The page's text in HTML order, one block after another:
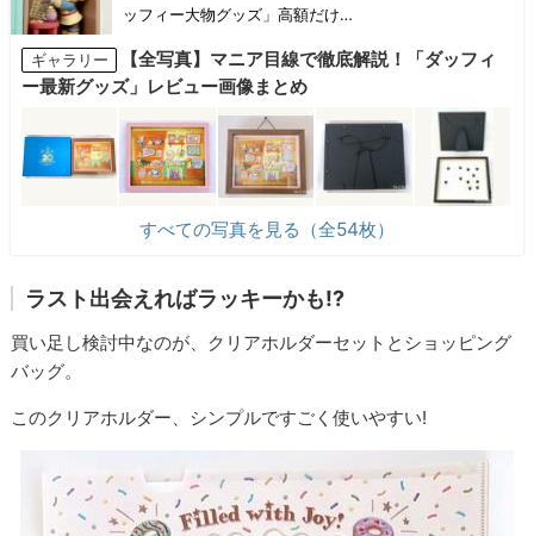
ッフィー大物グッズ」高額だけ…
ギャラリー
【全写真】マニア目線で徹底解説！「ダッフィ
ー最新グッズ」レビュー画像まとめ
すべての写真を見る（全54枚）
ラスト出会えればラッキーかも!?
買い足し検討中なのが、クリアホルダーセットとショッピング
バッグ。
このクリアホルダー、シンプルですごく使いやすい!